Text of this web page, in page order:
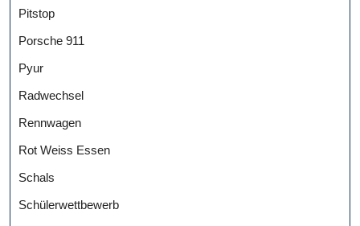
Pitstop
Porsche 911
Pyur
Radwechsel
Rennwagen
Rot Weiss Essen
Schals
Schülerwettbewerb